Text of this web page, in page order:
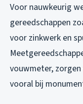
Voor nauwkeurig
gereedschappen
voor zinkwerk en
vouwmeter,
vooral bij